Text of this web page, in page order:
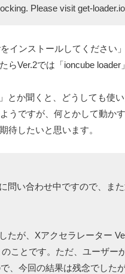
Please visit get-
インストールしてくださ
らVer.2では「ioncube loader
とか聞くと、どうしても使
うですが、何とかして動か
待したいと思います。
問い合わせ中ですので、ま
たが、Xアクセラレーター
ことです。ただ、ユーザ
、今回の結果は残念でした